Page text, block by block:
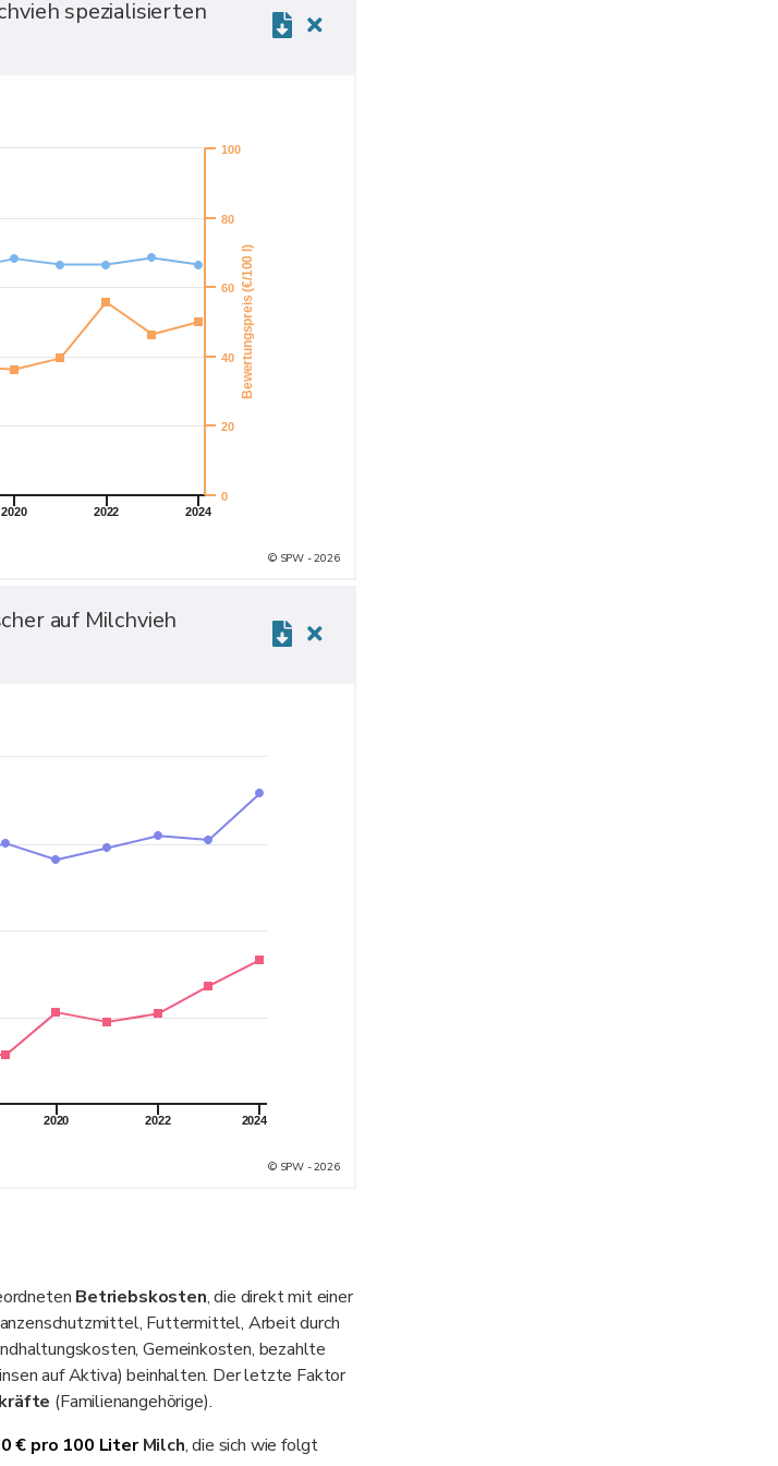
spezialisierten
Bewertungspreis (€/100 l)
2020 2022 2024
0
20
40
60
80
100
© SPW - 2026
auf Milchvieh
2020 2022 2024
© SPW - 2026
Betriebskosten, die direkt mit einer
Futtermittel, Arbeit durch
Gemeinkosten, bezahlte
auf Aktiva) beinhalten. Der letzte Faktor
(Familienangehörige).
€ pro 100 LiterMilch, die sich wie folgt